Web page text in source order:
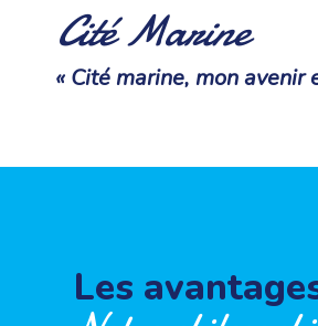
Cité Marine
« Cité marine, mon avenir
Les